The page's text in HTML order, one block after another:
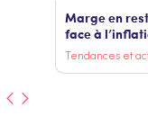
Marge en
face à
Tendances et